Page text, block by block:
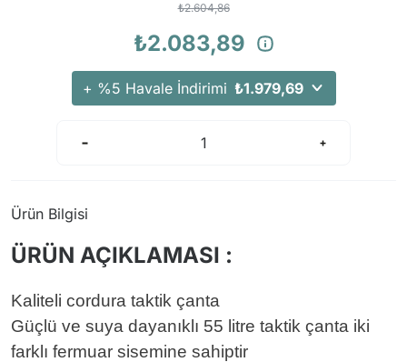
₺2.604,86
₺2.083,89
+ %5 Havale İndirimi ₺1.979,69
Ürün Bilgisi
ÜRÜN AÇIKLAMASI :
Kaliteli cordura taktik çanta
Güçlü ve suya dayanıklı 55 litre taktik çanta iki
farklı fermuar sisemine sahiptir